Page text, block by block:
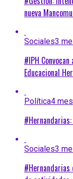
nueva
Sociales3
#IPH
Educacional
Política4
Sociales3
#Hernandarias